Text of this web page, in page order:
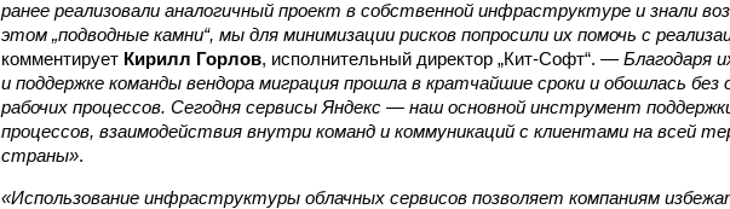
ранее реализовали аналогичный проект в собственной инфраструктуре и знали
этом „подводные камни“, мы для минимизации рисков попросили их помочь с
комментирует Кирилл Горлов, исполнительный директор „Кит-Софт“. — Благодаря
и поддержке команды вендора миграция прошла в кратчайшие сроки и обошлась без
рабочих процессов. Сегодня сервисы Яндекс — наш основной инструмент
процессов, взаимодействия внутри команд и коммуникаций с клиентами на всей
страны».
«Использование инфраструктуры облачных сервисов позволяет компаниям